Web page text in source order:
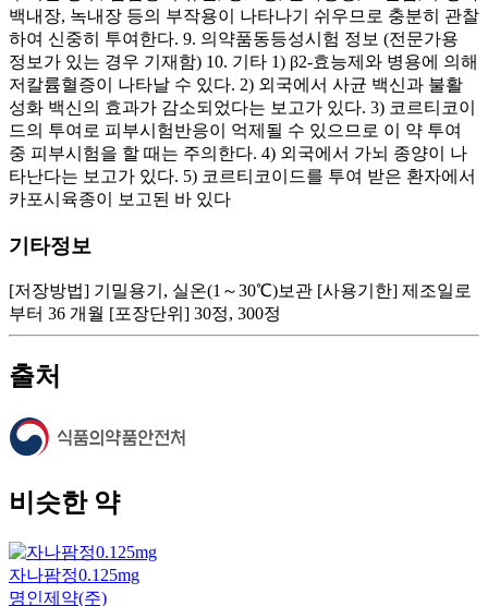
백내장, 녹내장 등의 부작용이 나타나기 쉬우므로 충분히 관찰
하여 신중히 투여한다. 9. 의약품동등성시험 정보 (전문가용
정보가 있는 경우 기재함) 10. 기타 1) β2-효능제와 병용에 의해
저칼륨혈증이 나타날 수 있다. 2) 외국에서 사균 백신과 불활
성화 백신의 효과가 감소되었다는 보고가 있다. 3) 코르티코이
드의 투여로 피부시험반응이 억제될 수 있으므로 이 약 투여
중 피부시험을 할 때는 주의한다. 4) 외국에서 가뇌 종양이 나
타난다는 보고가 있다. 5) 코르티코이드를 투여 받은 환자에서
카포시육종이 보고된 바 있다
기타정보
[저장방법] 기밀용기, 실온(1～30℃)보관 [사용기한] 제조일로
부터 36 개월 [포장단위] 30정, 300정
출처
비슷한 약
자나팜정0.125mg
명인제약(주)